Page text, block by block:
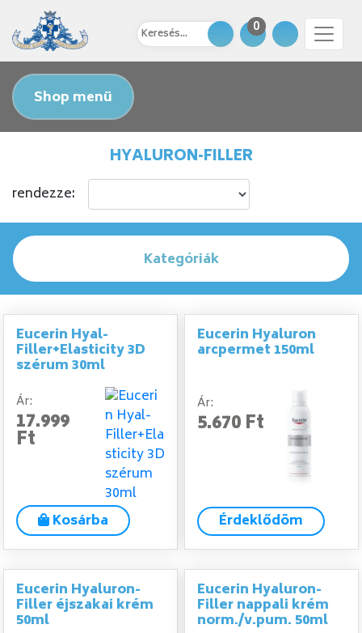
0
Shop menü
HYALURON-FILLER
rendezze:
Kategóriák
Eucerin Hyal-
Filler+Elasticity 3D
szérum 30ml
Ár:
17.999
Ft
Kosárba
Eucerin Hyaluron
arcpermet 150ml
Ár:
5.670 Ft
Érdeklődöm
Eucerin Hyaluron-
Filler éjszakai krém
50ml
Eucerin Hyaluron-
Filler nappali krém
norm./v.pum. 50ml